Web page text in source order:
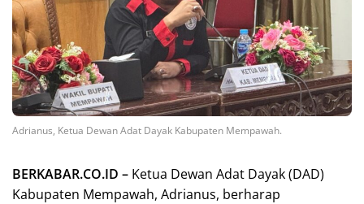
Adrianus, Ketua Dewan Adat Dayak Kabupaten Mempawah.
BERKABAR.CO.ID – Ketua Dewan Adat Dayak (DAD)
Kabupaten Mempawah, Adrianus, berharap